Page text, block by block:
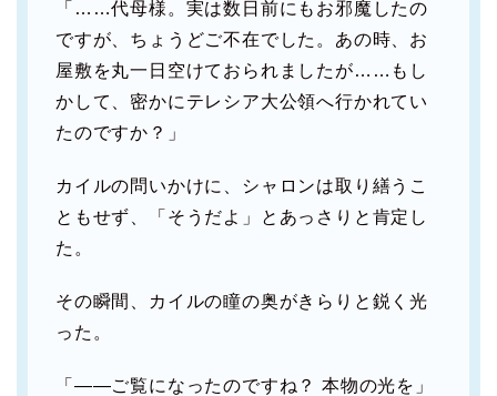
「……代母様。実は数日前にもお邪魔したの
ですが、ちょうどご不在でした。あの時、お
屋敷を丸一日空けておられましたが……もし
かして、密かにテレシア大公領へ行かれてい
たのですか？」
カイルの問いかけに、シャロンは取り繕うこ
ともせず、「そうだよ」とあっさりと肯定し
た。
その瞬間、カイルの瞳の奥がきらりと鋭く光
った。
「――ご覧になったのですね？ 本物の光を」